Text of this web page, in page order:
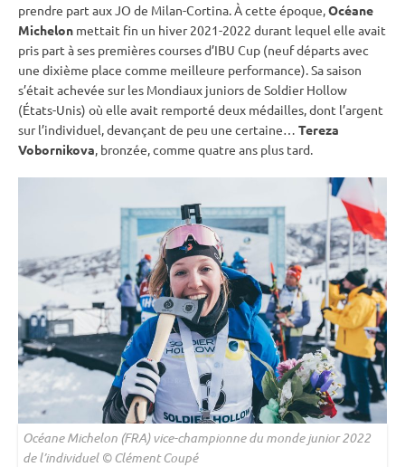
prendre part aux JO de Milan-Cortina. À cette époque,Océane
Michelon mettait fin un hiver 2021-2022 durant lequel elle avait
pris part à ses premières courses d’IBU Cup (neuf départs avec
une dixième place comme meilleure performance). Sa saison
s’était achevée sur les Mondiaux juniors de Soldier Hollow
(États-Unis) où elle avait remporté deux médailles, dont l’argent
sur l’individuel, devançant de peu une certaine… Tereza
Vobornikova, bronzée, comme quatre ans plus tard.
Océane Michelon (FRA) vice-championne du monde junior 2022
de l’individuel© Clément Coupé